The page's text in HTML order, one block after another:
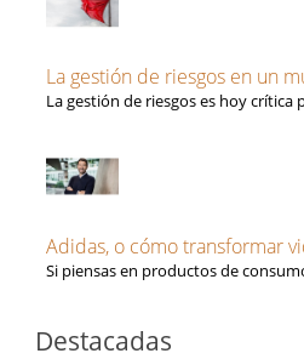
La gestión de riesgos en un
La gestión de riesgos es hoy crítica
Adidas, o cómo transformar
Si piensas en productos de
Destacadas